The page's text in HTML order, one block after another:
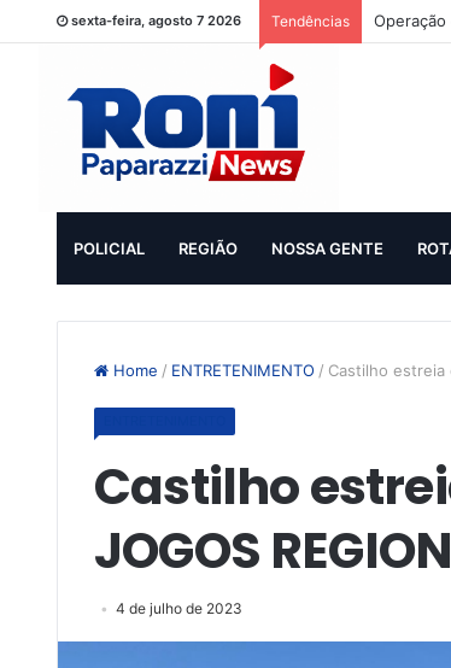
sexta-feira, agosto 7 2026 Tendências
POLICIAL REGIÃO NOSSA GENTE
Home / ENTRETENIMENTO / Castilho estreia
Castilho
JOGOS
4 de julho de 2023